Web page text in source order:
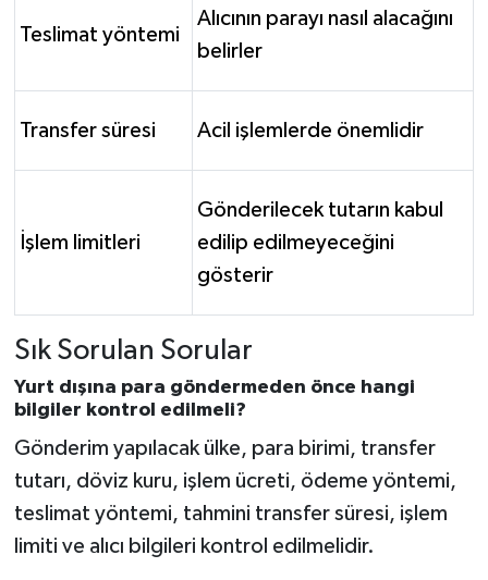
Teslimat yöntemi
Alıcının parayı nasıl alacağını
belirler
Transfer süresi Acil işlemlerde önemlidir
İşlem limitleri
Gönderilecek tutarın kabul
edilip edilmeyeceğini
gösterir
Sık Sorulan Sorular
Yurt dışına para göndermeden önce hangi
bilgiler kontrol edilmeli?
Gönderim yapılacak ülke, para birimi, transfer
tutarı, döviz kuru, işlem ücreti, ödeme yöntemi,
teslimat yöntemi, tahmini transfer süresi, işlem
limiti ve alıcı bilgileri kontrol edilmelidir.